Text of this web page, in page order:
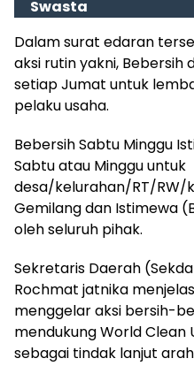
Swasta
Dalam surat edaran
aksi rutin yakni, Bebersih
setiap Jumat untuk
pelaku usaha.
Bebersih Sabtu Minggu
Sabtu atau Minggu untuk
desa/kelurahan/RT/RW/
Gemilang dan Istimewa
oleh seluruh pihak.
Sekretaris Daerah
Rochmat jatnika
menggelar aksi bersih-
mendukung World Clean
sebagai tindak lanjut